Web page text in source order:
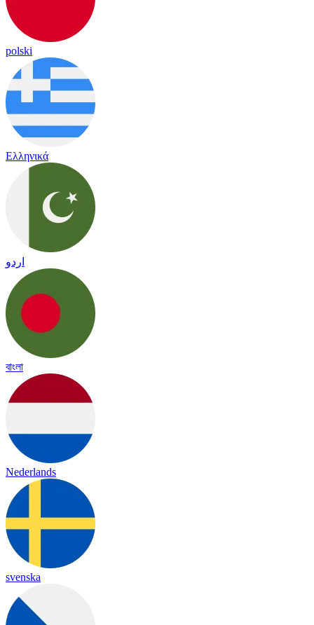
polski
Ελληνικά
اردو
বাংলা
Nederlands
svenska